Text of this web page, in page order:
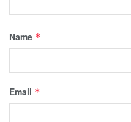
Name *
Email *